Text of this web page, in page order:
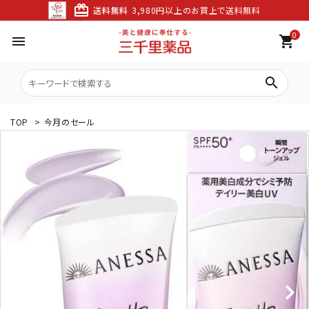
card_giftcard 送料無料 3,980円以上のお買上で送料無料
menu 0
shopping_cart
search
TOP > 今月のセール